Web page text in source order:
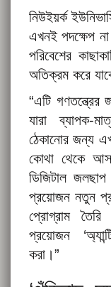
নিউইয়র্ক
এখনই পদক্ষেপ
পরিবেশের
অতিক্রম করে
“এটি
যারা ব্যাপক-
ঠেকানোর জন্য
কোথা থেকে
ডিজিটাল
প্রয়োজন নতুন
প্রোগ্রাম
প্রয়োজন
করা।”